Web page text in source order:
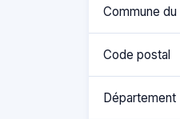
Commune du
Code postal
Département